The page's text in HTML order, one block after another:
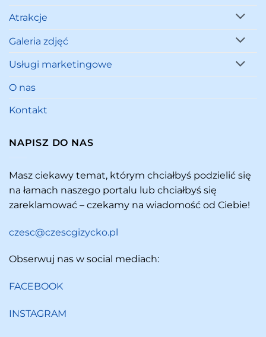
Atrakcje
Galeria zdjęć
Usługi marketingowe
O nas
Kontakt
NAPISZ DO NAS
Masz ciekawy temat, którym chciałbyś podzielić się
na łamach naszego portalu lub chciałbyś się
zareklamować – czekamy na wiadomość od Ciebie!
czesc@czescgizycko.pl
Obserwuj nas w social mediach:
FACEBOOK
INSTAGRAM